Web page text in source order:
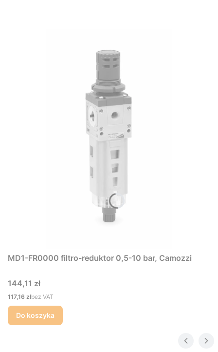
MD1-FR0000 filtro-reduktor 0,5-10 bar, Camozzi
Cena
144,11 zł
Cena
117,16 złbez VAT
Do koszyka